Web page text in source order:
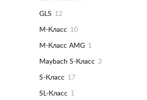
GLS 12
M-Класс 10
M-Класс AMG 1
Maybach S-Класс 3
S-Класс 17
SL-Класс 1